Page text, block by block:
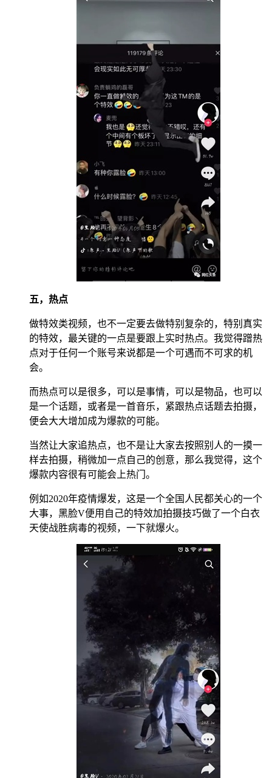
五，热点
做特效类视频，也不一定要去做特别复杂的，特别真实
的特效，最关键的一点是要跟上实时热点。我觉得蹭热
点对于任何一个账号来说都是一个可遇而不可求的机
会。
而热点可以是很多，可以是事情，可以是物品，也可以
是一个话题，或者是一首音乐，紧跟热点话题去拍摄，
便会大大增加成为爆款的可能。
当然让大家追热点，也不是让大家去按照别人的一摸一
样去拍摄，稍微加一点自己的创意，那么我觉得，这个
爆款内容很有可能会上热门。
例如2020年疫情爆发，这是一个全国人民都关心的一个
大事，黑脸V便用自己的特效加拍摄技巧做了一个白衣
天使战胜病毒的视频，一下就爆火。